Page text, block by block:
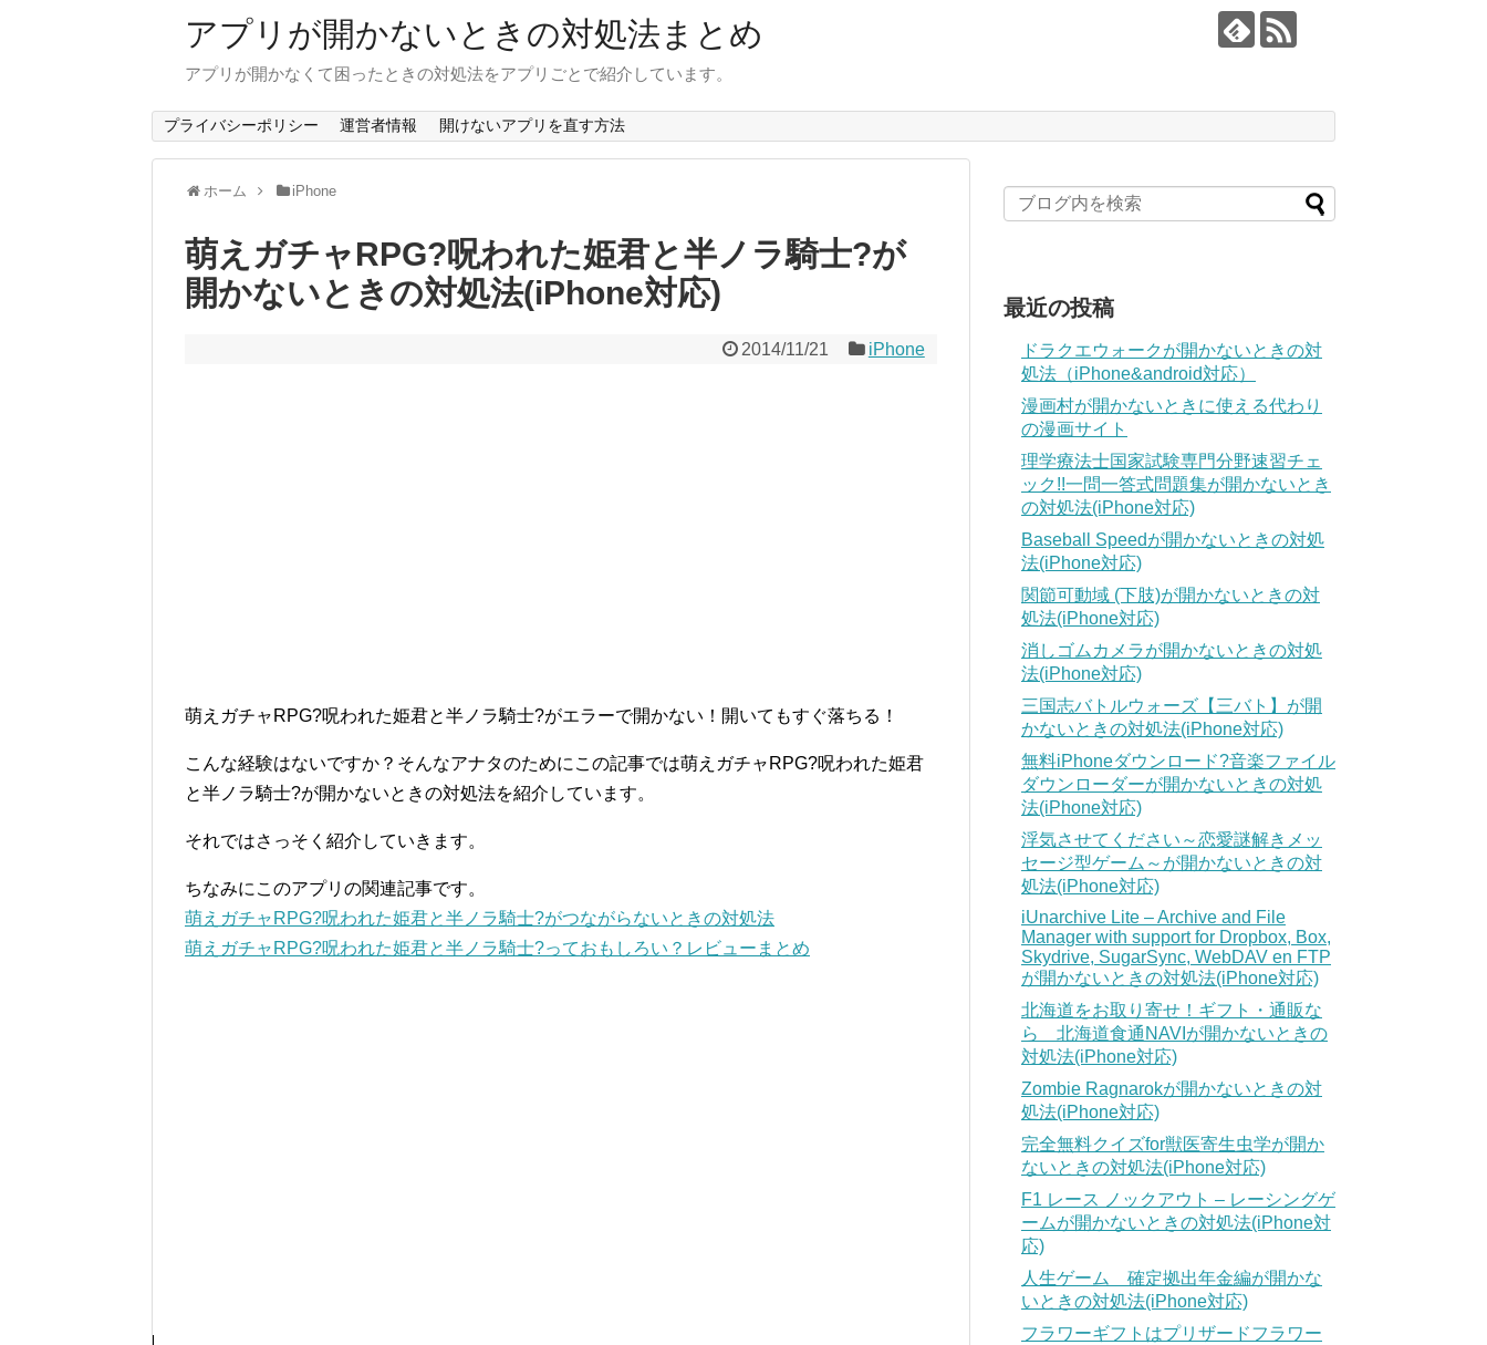
アプリが開かないときの対処法まとめ
アプリが開かなくて困ったときの対処法をアプリごとで紹介しています。
プライバシーポリシー 運営者情報 開けないアプリを直す方法
ホーム iPhone
萌えガチャRPG?呪われた姫君と半ノラ騎士?が
開かないときの対処法(iPhone対応)
2014/11/21 iPhone
萌えガチャRPG?呪われた姫君と半ノラ騎士?がエラーで開かない！開いてもすぐ落ちる！
こんな経験はないですか？そんなアナタのためにこの記事では萌えガチャRPG?呪われた姫君
と半ノラ騎士?が開かないときの対処法を紹介しています。
それではさっそく紹介していきます。
ちなみにこのアプリの関連記事です。
萌えガチャRPG?呪われた姫君と半ノラ騎士?がつながらないときの対処法
萌えガチャRPG?呪われた姫君と半ノラ騎士?っておもしろい？レビューまとめ
最近の投稿
ドラクエウォークが開かないときの対
処法（iPhone&android対応）
漫画村が開かないときに使える代わり
の漫画サイト
理学療法士国家試験専門分野速習チェ
ック!!一問一答式問題集が開かないとき
の対処法(iPhone対応)
Baseball Speedが開かないときの対処
法(iPhone対応)
関節可動域 (下肢)が開かないときの対
処法(iPhone対応)
消しゴムカメラが開かないときの対処
法(iPhone対応)
三国志バトルウォーズ【三バト】が開
かないときの対処法(iPhone対応)
無料iPhoneダウンロード?音楽ファイル
ダウンローダーが開かないときの対処
法(iPhone対応)
浮気させてください～恋愛謎解きメッ
セージ型ゲーム～が開かないときの対
処法(iPhone対応)
iUnarchive Lite – Archive and File
Manager with support for Dropbox, Box,
Skydrive, SugarSync, WebDAV en FTP
が開かないときの対処法(iPhone対応)
北海道をお取り寄せ！ギフト・通販な
ら 北海道食通NAVIが開かないときの
対処法(iPhone対応)
Zombie Ragnarokが開かないときの対
処法(iPhone対応)
完全無料クイズfor獣医寄生虫学が開か
ないときの対処法(iPhone対応)
F1 レース ノックアウト – レーシングゲ
ームが開かないときの対処法(iPhone対
応)
人生ゲーム 確定拠出年金編が開かな
いときの対処法(iPhone対応)
フラワーギフトはプリザードフラワー